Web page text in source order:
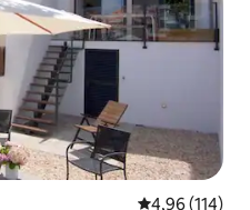
Vlerësimi
4,96 (114)